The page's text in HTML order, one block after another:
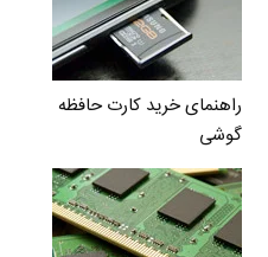
راهنمای خرید کارت حافظه
گوشی